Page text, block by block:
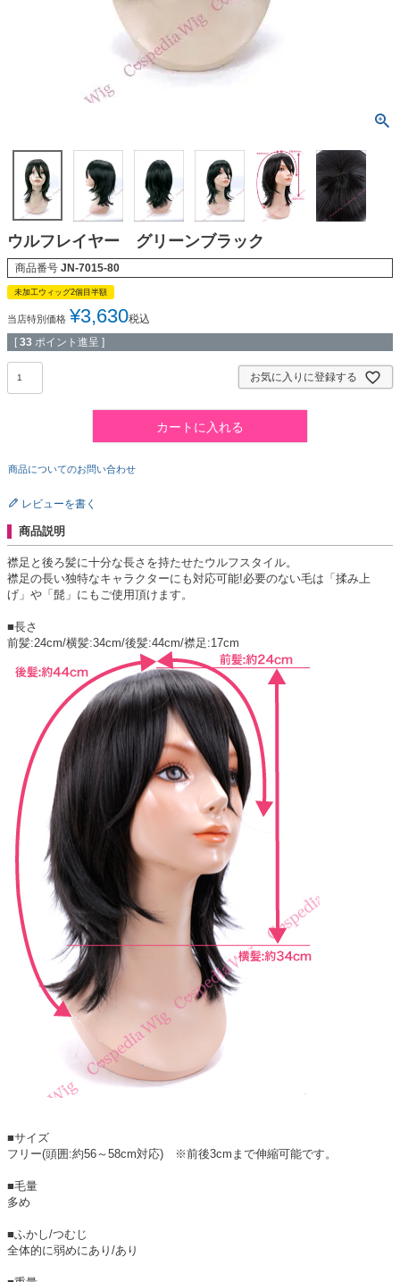
ウルフレイヤー グリーンブラック
商品番号 JN-7015-80
未加工ウィッグ2個目半額
当店特別価格 ¥3,630税込
[ 33 ポイント進呈 ]
お気に入りに登録する
カートに入れる
商品についてのお問い合わせ
レビューを書く
商品説明
襟足と後ろ髪に十分な長さを持たせたウルフスタイル。
襟足の長い独特なキャラクターにも対応可能!必要のない毛は「揉み上
げ」や「髭」にもご使用頂けます。
■長さ
前髪:24cm/横髪:34cm/後髪:44cm/襟足:17cm
■サイズ
フリー(頭囲:約56～58cm対応) ※前後3cmまで伸縮可能です。
■毛量
多め
■ふかし/つむじ
全体的に弱めにあり/あり